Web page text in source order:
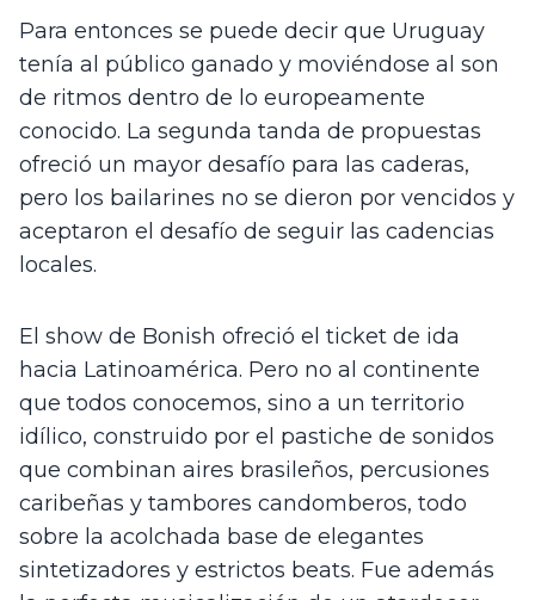
Para entonces se puede decir que Uruguay
tenía al público ganado y moviéndose al son
de ritmos dentro de lo europeamente
conocido. La segunda tanda de propuestas
ofreció un mayor desafío para las caderas,
pero los bailarines no se dieron por vencidos y
aceptaron el desafío de seguir las cadencias
locales.
El show de Bonish ofreció el ticket de ida
hacia Latinoamérica. Pero no al continente
que todos conocemos, sino a un territorio
idílico, construido por el pastiche de sonidos
que combinan aires brasileños, percusiones
caribeñas y tambores candomberos, todo
sobre la acolchada base de elegantes
sintetizadores y estrictos beats. Fue además